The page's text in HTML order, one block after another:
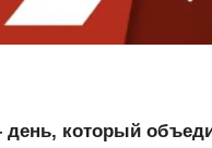
который